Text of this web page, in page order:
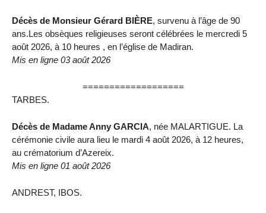
Décès de Monsieur Gérard BIÈRE, survenu à l’âge de 90
ans.Les obsèques religieuses seront célébrées le mercredi 5
août 2026, à 10 heures , en l’église de Madiran.
Mis en ligne 03 août 2026
===================
TARBES.
Décès de Madame Anny GARCIA, née MALARTIGUE. La
cérémonie civile aura lieu le mardi 4 août 2026, à 12 heures,
au crématorium d’Azereix.
Mis en ligne 01 août 2026
ANDREST, IBOS.